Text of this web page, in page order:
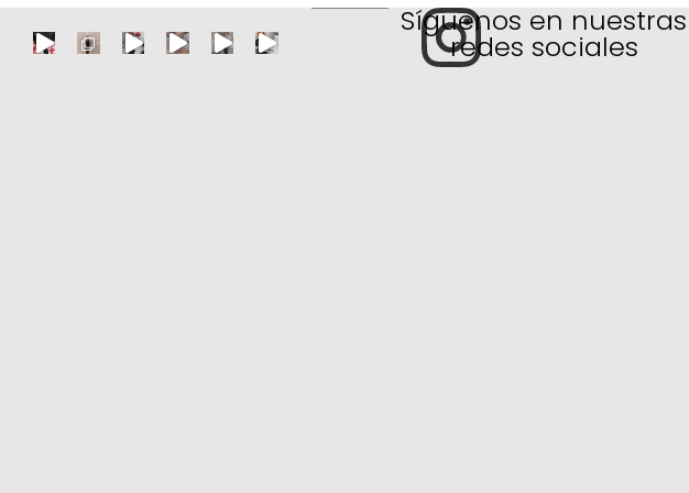
Síguenos en nuestras
redes sociales